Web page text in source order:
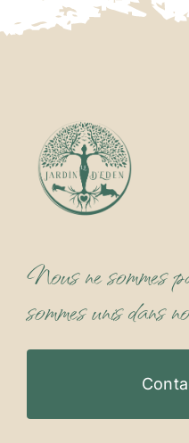
Nous ne sommes
sommes unis dans